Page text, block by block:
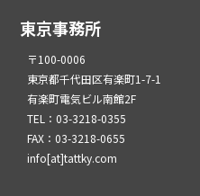
東京事務所
〒100-0006
東京都千代田区有楽町1-7-1
有楽町電気ビル南館2F
TEL：03-3218-0355
FAX：03-3218-0655
info[at]tattky.com